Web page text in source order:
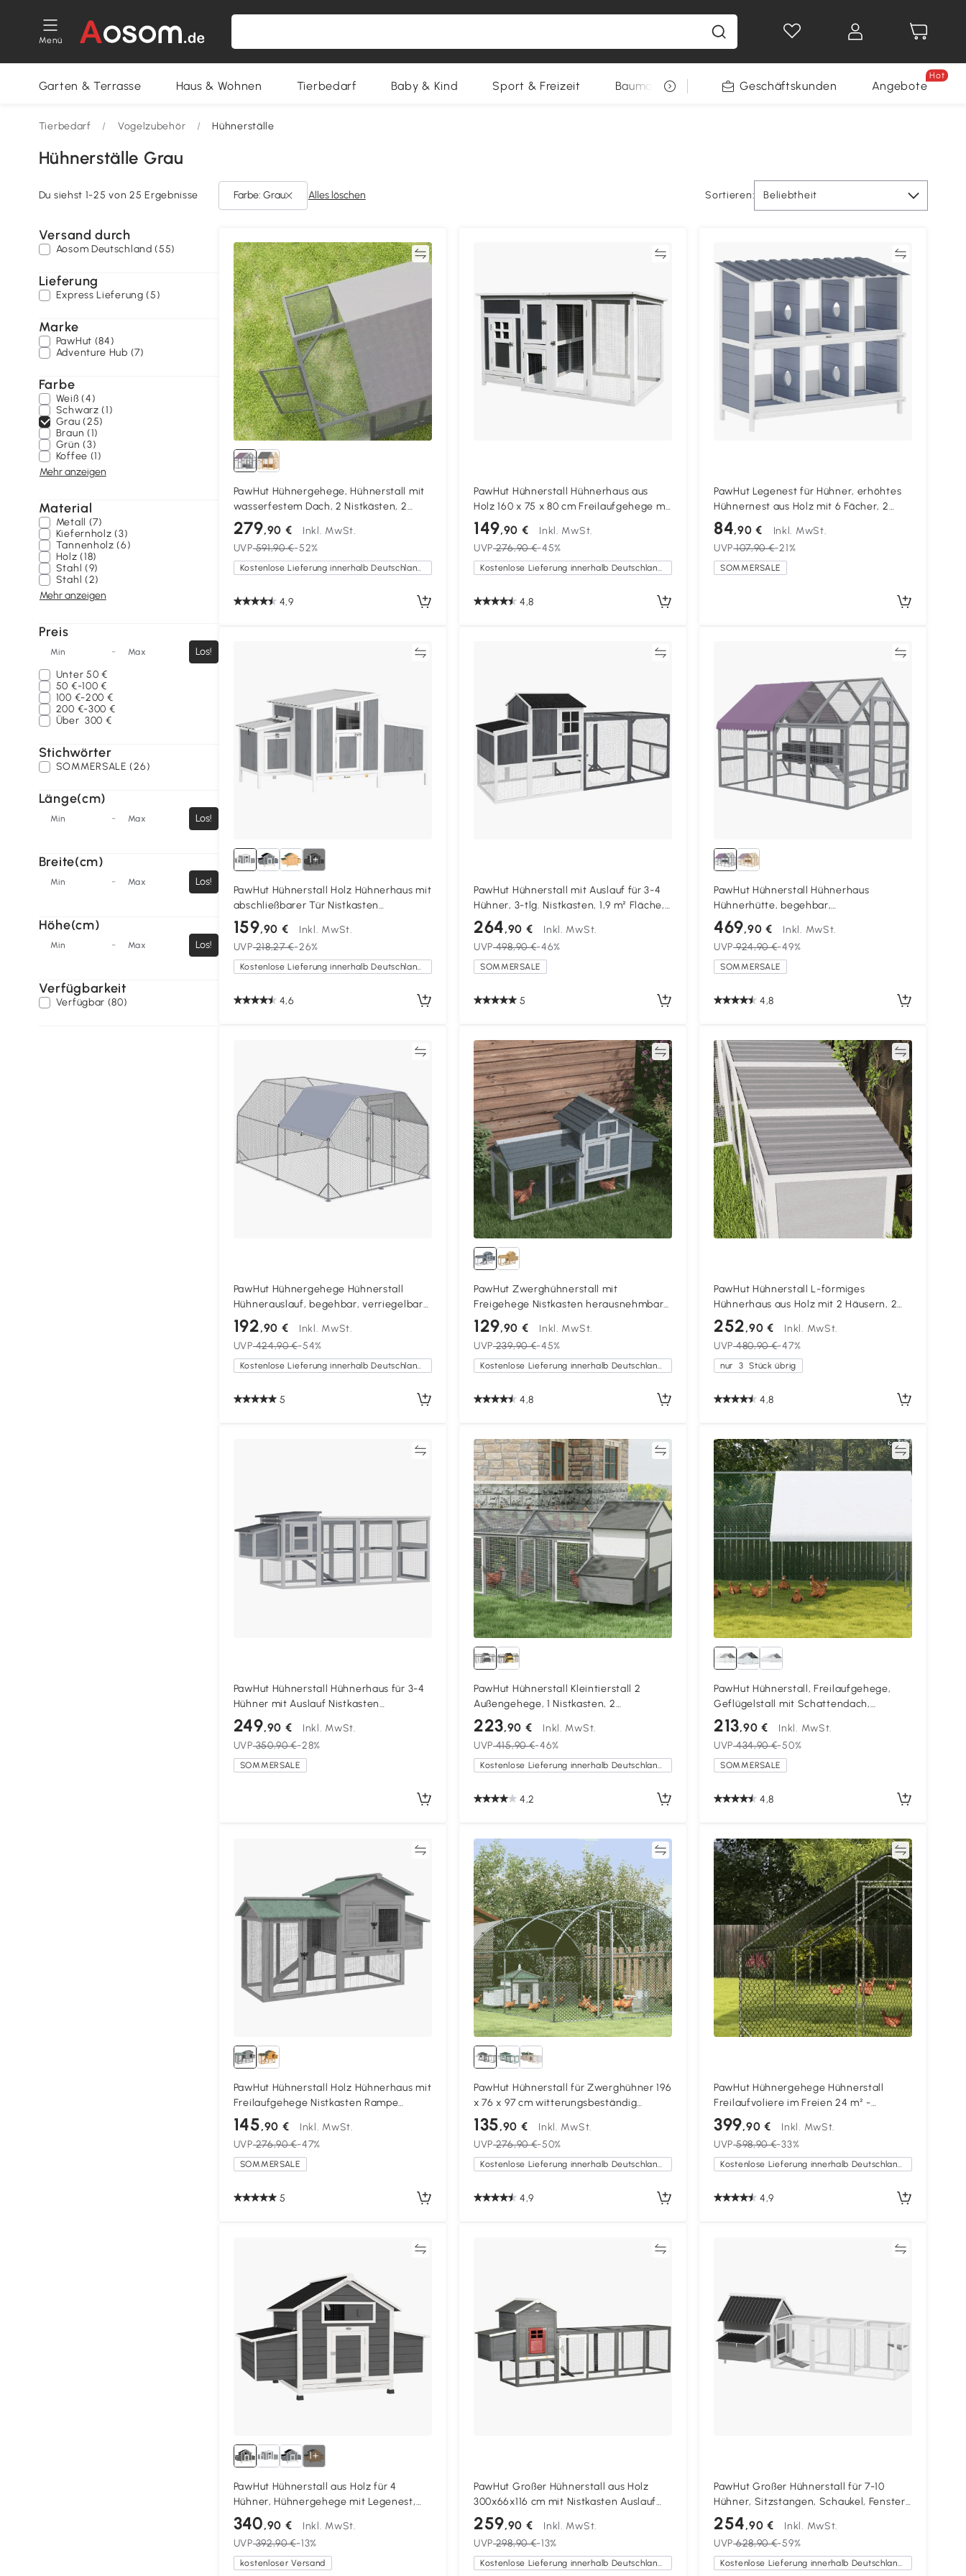
Menü
Gewinnspiele
Garten & Terrasse Haus & Wohnen Tierbedarf Baby & Kind Sport & Freizeit Baumarkt RestpostenGeschäftskunden Angebote
Hot
Tierbedarf / Vogelzubehör / Hühnerställe
Hühnerställe Grau
Du siehst 1-25 von 25 Ergebnisse Sortieren: Beliebtheit
Alles löschen
Farbe: Grau
Versand durch
Aosom Deutschland (55)
Lieferung
Express Lieferung (5)
Marke
PawHut (84)
Adventure Hub (7)
Farbe
Weiß (4)
Schwarz (1)
Grau (25)
Braun (1)
Grün (3)
Koffee (1)
Mehr anzeigen
Material
Metall (7)
Kiefernholz (3)
Tannenholz (6)
Holz (18)
Stahl (9)
Stahl (2)
Mehr anzeigen
Preis
Min - Max
Los!
Unter 50 €
50 €-100 €
100 €-200 €
200 €-300 €
Über 300 €
Stichwörter
SOMMERSALE (26)
Länge(cm)
Min - Max Los!
Breite(cm)
Min - Max Los!
Höhe(cm)
Min - Max Los!
Verfügbarkeit
Verfügbar (80)
Vergleichen
PawHut Hühnergehege, Hühnerstall mit
wasserfestem Dach, 2 Nistkästen, 2
Sitzstangen, für 6-8 Hühner, ca. 1,7 x 1,8
x 1,8 m
279,90 €
Inkl. MwSt.
UVP591,90 €-52%
Kostenlose Lieferung innerhalb Deutschlands
4,9
PawHut Hühnerstall Hühnerhaus aus
Holz 160 x 75 x 80 cm Freilaufgehege mit
Tür Nistkasten wasserdicht Dach
herausziehbarem Tablett Sitzstange
Auslauf Hühnergehege für 1-2 Hühner
für Garten Grau+Weiß
149,90 €
Inkl. MwSt.
UVP276,90 €-45%
Kostenlose Lieferung innerhalb Deutschlands
4,8
PawHut Legenest für Hühner, erhöhtes
Hühnernest aus Holz mit 6 Fächer, 2
Sitzstangen für Kleintierstall 102 x 50 x
91 cm, Grau
84,90 €
Inkl. MwSt.
UVP107,90 €-21%
SOMMERSALE
1+
PawHut Hühnerstall Holz Hühnerhaus mit
abschließbarer Tür Nistkasten
wasserdichtem PET-Dach für 3-4
Hühner, 145x90x92 cm Grau
159,90 €
Inkl. MwSt.
UVP218,27 €-26%
Kostenlose Lieferung innerhalb Deutschlands
4,6
PawHut Hühnerstall mit Auslauf für 3-4
Hühner, 3-tlg. Nistkasten, 1,9 m² Fläche,
Tannenholz, Grau
264,90 €
Inkl. MwSt.
UVP498,90 €-46%
SOMMERSALE
5
PawHut Hühnerstall Hühnerhaus
Hühnerhütte, begehbar,
wetterbeständig, 280 x 185,5 x 188 cm,
Grau
469,90 €
Inkl. MwSt.
UVP924,90 €-49%
SOMMERSALE
4,8
PawHut Hühnergehege Hühnerstall
Hühnerauslauf, begehbar, verriegelbare
Tür, für 10-12 Hühner, 280 cm x 380 cm x
195 cm, Grau
192,90 €
Inkl. MwSt.
UVP424,90 €-54%
Kostenlose Lieferung innerhalb Deutschlands
5
Vergleichen
PawHut Zwerghühnerstall mit
Freigehege Nistkasten herausnehmbare
Bodenwanne 150,5 cm x 54 cm x 87 cm
Naturholz Grau
129,90 €
Inkl. MwSt.
UVP239,90 €-45%
Kostenlose Lieferung innerhalb Deutschlands
4,8
Vergleichen
PawHut Hühnerstall L-förmiges
Hühnerhaus aus Holz mit 2 Häusern, 2
Ebenen, Auslauf, Rampe, 251 x 192 x 103
cm Grau
252,90 €
Inkl. MwSt.
UVP480,90 €-47%
nur 3 Stück übrig
4,8
PawHut Hühnerstall Hühnerhaus für 3-4
Hühner mit Auslauf Nistkasten
Asphaltdach Oxford-Abdeckung
Auszugsschublade 264x82x89cm Grau
249,90 €
Inkl. MwSt.
UVP350,90 €-28%
SOMMERSALE
Vergleichen
PawHut Hühnerstall Kleintierstall 2
Außengehege, 1 Nistkasten, 2
Rampen,Asphaltdach, wetterbeständig,
Grau
223,90 €
Inkl. MwSt.
UVP415,90 €-46%
4,2
Vergleichen
PawHut Hühnerstall, Freilaufgehege,
Geflügelstall mit Schattendach,
Freigehege für 4-6 Hühner, Enten
Kaninchen, 3 x 2 x 2 m
213,90 €
Inkl. MwSt.
UVP434,90 €-50%
SOMMERSALE
4,8
PawHut Hühnerstall Holz Hühnerhaus mit
Freilaufgehege Nistkasten Rampe
herausziehbarem Tablett für 2-4
Hühner 168x75x103cm Grau
145,90 €
Inkl. MwSt.
UVP276,90 €-47%
SOMMERSALE
5
Vergleichen
PawHut Hühnerstall für Zwerghühner 196
x 76 x 97 cm witterungsbeständig
Hühnerhaus mit Nistkasten,
Freilaufgehege Sitzstange, Kleintierstall
aus Holz für 1-2 Hühner, Grau
135,90 €
Inkl. MwSt.
UVP276,90 €-50%
4,9
Vergleichen
PawHut Hühnergehege Hühnerstall
Freilaufvoliere im Freien 24 m² -
Umzäuntes Gehege in den Maßen 3L x
8B x 2H m - Überdachter Bereich -
Verzinkter Stahl
399,90 €
Inkl. MwSt.
UVP598,90 €-33%
4,9
1+
PawHut Hühnerstall aus Holz für 4
Hühner, Hühnergehege mit Legenest,
wasserfestes aufklappbares Dach,
herausnehmbare Schublade, grau
340,90 €
Inkl. MwSt.
UVP392,90 €-13%
kostenloser Versand
PawHut Großer Hühnerstall aus Holz
300x66x116 cm mit Nistkasten Auslauf
Herausziehbare Schublade
Bitumendach Rampe Grau
259,90 €
Inkl. MwSt.
UVP298,90 €-13%
Kostenlose Lieferung innerhalb Deutschlands
PawHut Großer Hühnerstall für 7-10
Hühner, Sitzstangen, Schaukel, Fenster,
Nistkästen, Maschendraht, Grau
254,90 €
Inkl. MwSt.
UVP628,90 €-59%
Kostenlose Lieferung innerhalb Deutschlands